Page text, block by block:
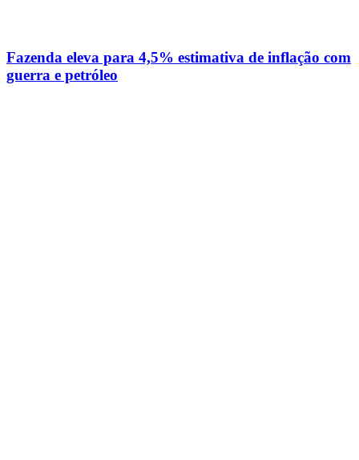
Fazenda eleva para 4,5% estimativa de inflação com
guerra e petróleo